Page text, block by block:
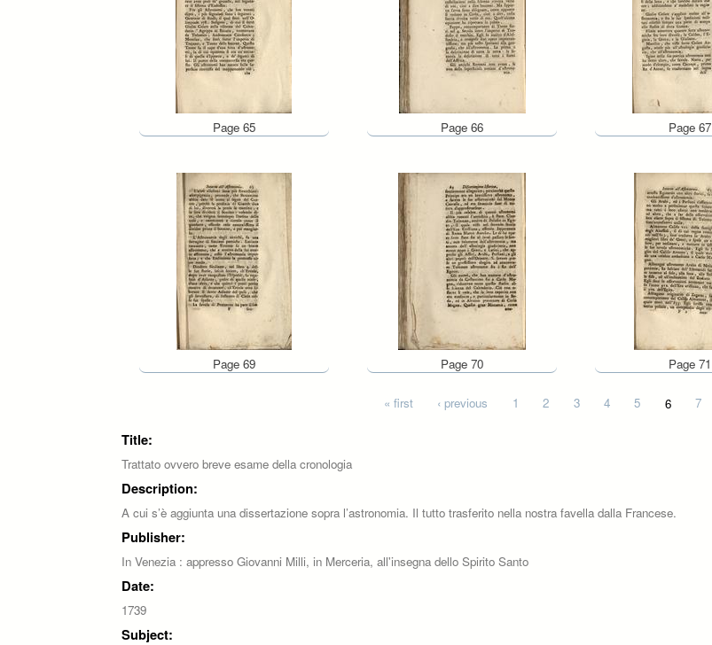
Page 65 Page 66 Page 67
Page 69 Page 70 Page 71
« first ‹ previous 1 2 3 4 5 6 7
Title:
Trattato ovvero breve esame della cronologia
Description:
A cui s’è aggiunta una dissertazione sopra l’astronomia. Il tutto trasferito nella nostra favella dalla Francese.
Publisher:
In Venezia : appresso Giovanni Milli, in Merceria, all'insegna dello Spirito Santo
Date:
1739
Subject: